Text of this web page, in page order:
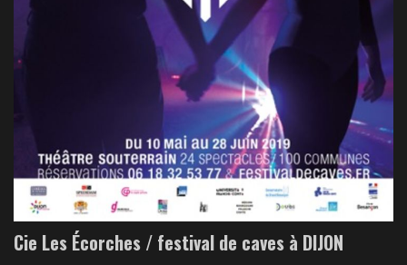
Cie Les Écorches / festival de caves à DIJON